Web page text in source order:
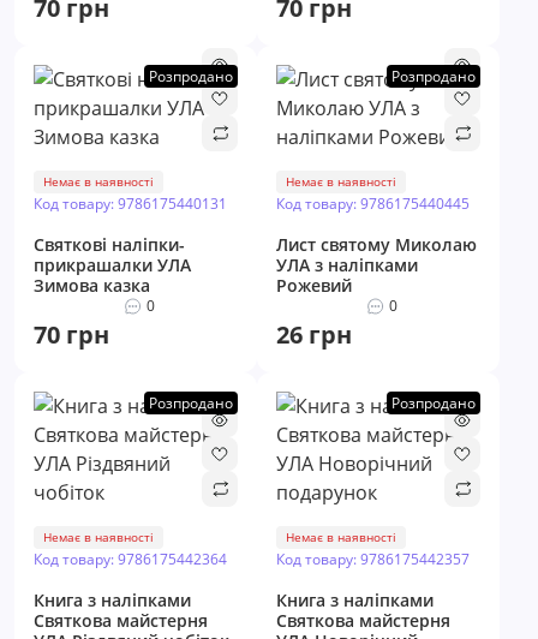
70 грн 70 грн
Розпродано
Немає в наявності
Код товару: 9786175440131
Святкові наліпки-
прикрашалки УЛА
Зимова казка
0
70 грн
Розпродано
Немає в наявності
Код товару: 9786175440445
Лист святому Миколаю
УЛА з наліпками
Рожевий
0
26 грн
Розпродано
Немає в наявності
Код товару: 9786175442364
Книга з наліпками
Святкова майстерня
Розпродано
Немає в наявності
Код товару: 9786175442357
Книга з наліпками
Святкова майстерня